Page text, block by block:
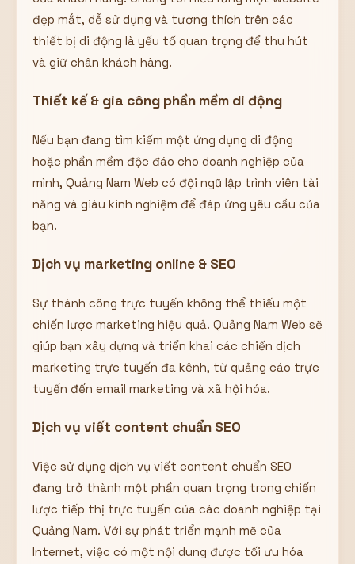
đẹp mắt, dễ sử dụng và tương thích trên các
thiết bị di động là yếu tố quan trọng để thu hút
và giữ chân khách hàng.
Thiết kế & gia công phần mềm di động
Nếu bạn đang tìm kiếm một ứng dụng di động
hoặc phần mềm độc đáo cho doanh nghiệp của
mình, Quảng Nam Web có đội ngũ lập trình viên tài
năng và giàu kinh nghiệm để đáp ứng yêu cầu của
bạn.
Dịch vụ marketing online & SEO
Sự thành công trực tuyến không thể thiếu một
chiến lược marketing hiệu quả. Quảng Nam Web sẽ
giúp bạn xây dựng và triển khai các chiến dịch
marketing trực tuyến đa kênh, từ quảng cáo trực
tuyến đến email marketing và xã hội hóa.
Dịch vụ viết content chuẩn SEO
Việc sử dụng dịch vụ viết content chuẩn SEO
đang trở thành một phần quan trọng trong chiến
lược tiếp thị trực tuyến của các doanh nghiệp tại
Quảng Nam. Với sự phát triển mạnh mẽ của
Internet, việc có một nội dung được tối ưu hóa